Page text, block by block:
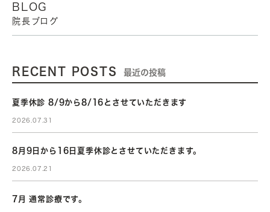
BLOG
院長ブログ
RECENT POSTS 最近の投稿
夏季休診 8/9から8/16とさせていただきます
2026.07.31
8月9日から16日夏季休診とさせていただきます。
2026.07.21
7月 通常診療です。